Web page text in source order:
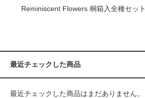
Reminiscent Flowers 桐箱入全種セット
最近チェックした商品
最近チェックした商品はまだありません。